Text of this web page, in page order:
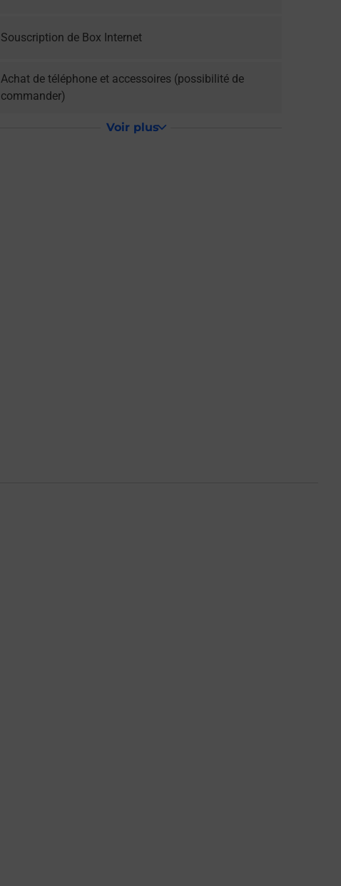
Souscription de Box Internet
Achat de téléphone et accessoires (possibilité de
commander)
Voir plus